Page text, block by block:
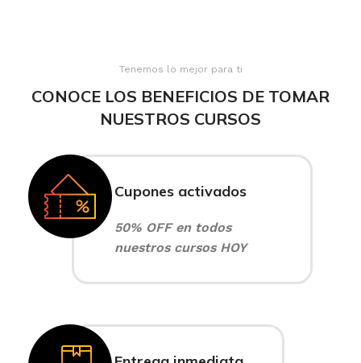
Tenemos lo mejor para ti
CONOCE LOS BENEFICIOS DE TOMAR
NUESTROS CURSOS
Cupones activados
50% OFF en todos
nuestros cursos HOY